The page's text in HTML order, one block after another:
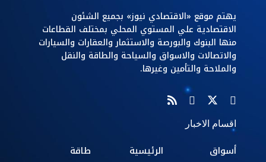
يهتم موقع «الاقتصادي نيوز» بجميع الشئون
الاقتصادية علي المستوي المحلي بمختلف القطاعات
منها البنوك والبورصة والاستثمار والعقارات والسيارات
والاتصالات والاسواق والسياحة والطاقة والنقل
والملاحة والتأمين وغيرها.
اقسام الاخبار
أسواق الرئيسية طاقة